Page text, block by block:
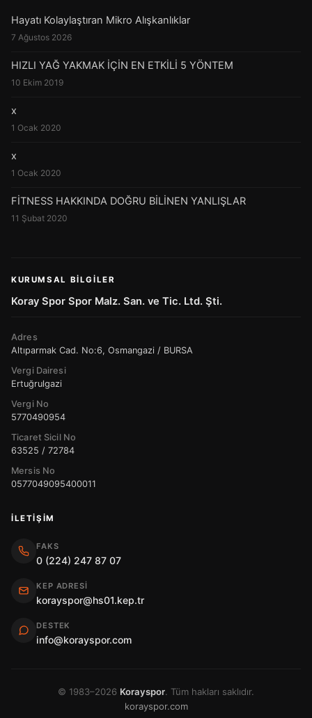
Hayatı Kolaylaştıran Mikro Alışkanlıklar
7 Ağustos 2026
HIZLI YAĞ YAKMAK İÇİN EN ETKİLİ 5 YÖNTEM
10 Ekim 2019
x
1 Ocak 2020
x
1 Ocak 2020
FİTNESS HAKKINDA DOĞRU BİLİNEN YANLIŞLAR
11 Şubat 2020
KURUMSAL BILGILER
Koray Spor Spor Malz. San. ve Tic. Ltd. Şti.
Adres
Altıparmak Cad. No:6, Osmangazi / BURSA
Vergi Dairesi
Ertuğrulgazi
Vergi No
5770490954
Ticaret Sicil No
63525 / 72784
Mersis No
0577049095400011
İLETIŞIM
FAKS
0 (224) 247 87 07
KEP ADRESI
korayspor@hs01.kep.tr
DESTEK
info@korayspor.com
© 1983–2026 Korayspor. Tüm hakları saklıdır.
korayspor.com